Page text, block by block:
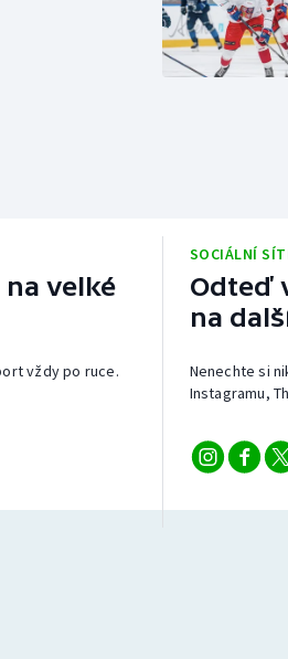
velké
vždy po ruce.
SOCIÁLNÍ
Odteď
na
Nenechte si
Instagramu,